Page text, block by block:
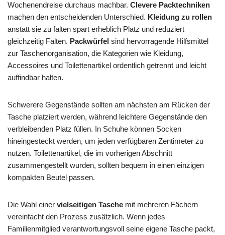
Wochenendreise durchaus machbar. Clevere Packtechniken
machen den entscheidenden Unterschied. Kleidung zu rollen
anstatt sie zu falten spart erheblich Platz und reduziert
gleichzeitig Falten. Packwürfel sind hervorragende Hilfsmittel
zur Taschenorganisation, die Kategorien wie Kleidung,
Accessoires und Toilettenartikel ordentlich getrennt und leicht
auffindbar halten.
Schwerere Gegenstände sollten am nächsten am Rücken der
Tasche platziert werden, während leichtere Gegenstände den
verbleibenden Platz füllen. In Schuhe können Socken
hineingesteckt werden, um jeden verfügbaren Zentimeter zu
nutzen. Toilettenartikel, die im vorherigen Abschnitt
zusammengestellt wurden, sollten bequem in einen einzigen
kompakten Beutel passen.
Die Wahl einer vielseitigen Tasche mit mehreren Fächern
vereinfacht den Prozess zusätzlich. Wenn jedes
Familienmitglied verantwortungsvoll seine eigene Tasche packt,